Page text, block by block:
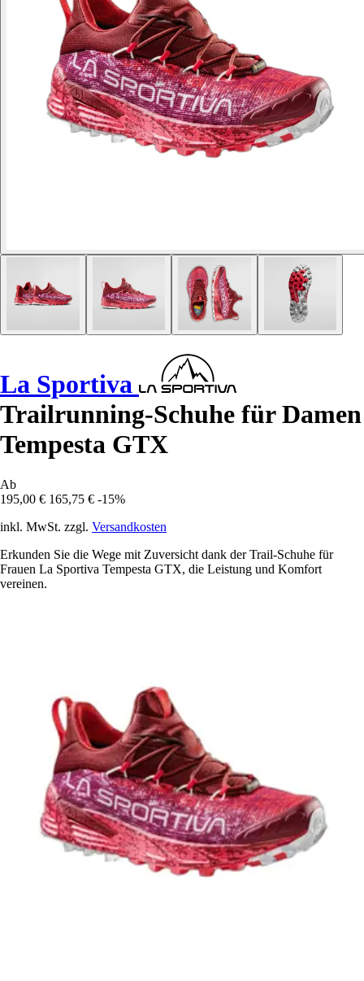
La Sportiva
Trailrunning-Schuhe für Damen
Tempesta GTX
Ab
195,00 € 165,75 € -15%
inkl. MwSt. zzgl. Versandkosten
Erkunden Sie die Wege mit Zuversicht dank der Trail-Schuhe für
Frauen La Sportiva Tempesta GTX, die Leistung und Komfort
vereinen.